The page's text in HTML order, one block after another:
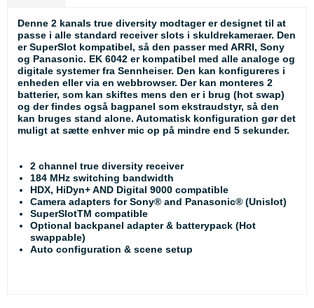
Denne 2 kanals true diversity modtager er designet til at
passe i alle standard receiver slots i skuldrekameraer. Den
er SuperSlot kompatibel, så den passer med ARRI, Sony
og Panasonic. EK 6042 er kompatibel med alle analoge og
digitale systemer fra Sennheiser. Den kan konfigureres i
enheden eller via en webbrowser. Der kan monteres 2
batterier, som kan skiftes mens den er i brug (hot swap)
og der findes også bagpanel som ekstraudstyr, så den
kan bruges stand alone. Automatisk konfiguration gør det
muligt at sætte enhver mic op på mindre end 5 sekunder.
2 channel true diversity receiver
184 MHz switching bandwidth
HDX, HiDyn+ AND Digital 9000 compatible
Camera adapters for Sony® and Panasonic® (Unislot)
SuperSlotTM compatible
Optional backpanel adapter & batterypack (Hot
swappable)
Auto configuration & scene setup